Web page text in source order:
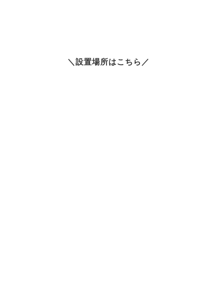
＼設置場所はこちら／